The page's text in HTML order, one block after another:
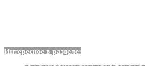
Интересное в разделе: